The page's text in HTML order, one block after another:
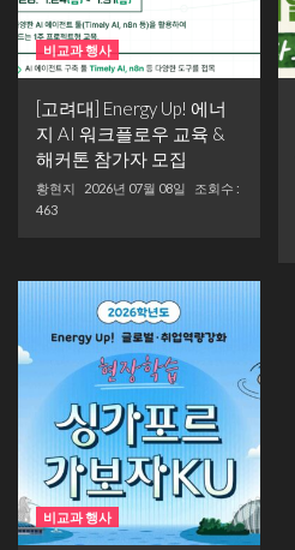
비교과 행사
[고려대] Energy Up! 에너
지 AI 워크플로우 교육 &
해커톤 참가자 모집
황현지 2026년 07월 08일
조회수 :
463
비교과 행사